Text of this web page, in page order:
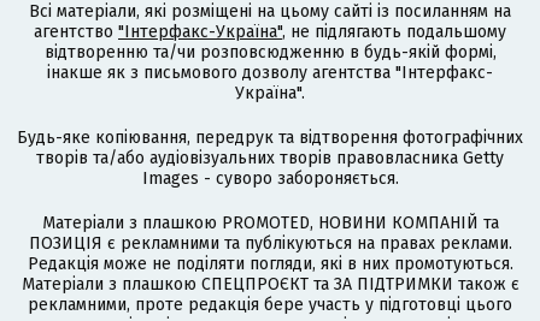
Всі матеріали, які розміщені на цьому сайті із посиланням на
агентство "Інтерфакс-Україна", не підлягають подальшому
відтворенню та/чи розповсюдженню в будь-якій формі,
інакше як з письмового дозволу агентства "Інтерфакс-
Україна".
Будь-яке копіювання, передрук та відтворення фотографічних
творів та/або аудіовізуальних творів правовласника Getty
Images - суворо забороняється.
Матеріали з плашкою PROMOTED, НОВИНИ КОМПАНІЙ та
ПОЗИЦІЯ є рекламними та публікуються на правах реклами.
Редакція може не поділяти погляди, які в них промотуються.
Матеріали з плашкою СПЕЦПРОЄКТ та ЗА ПІДТРИМКИ також є
рекламними, проте редакція бере участь у підготовці цього